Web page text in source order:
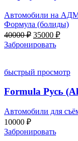
Автомобили на
Формула (болиды)
40000₽
цена
составляла
35000 ₽
Забронировать
быстрый просмотр
Formula Русь
Автомобили для
10000 ₽
Забронировать